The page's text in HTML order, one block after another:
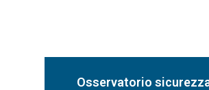
Osservatorio